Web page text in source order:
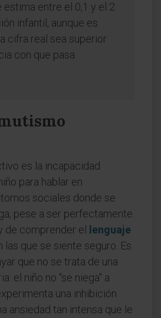
estima entre el 0,1 y el 2
infantil, aunque es
cifra real sea superior
con que pasa
es la incapacidad
para hablar en
sociales donde se
pese a ser perfectamente
de comprender el
lenguaje
las que se siente seguro. Es
que no se trata de una
el niño no "se niega" a
una inhibición
ansiedad tan intensa que le